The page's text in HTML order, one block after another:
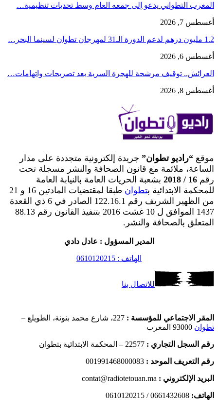
المغرب التطواني يدعو إلى جمعه العام وسط تحديات تنظيمية…
أغسطس 7, 2026
1.2 مليون درهم لدعم الدورة الـ31 لمهرجان تطوان لسينما البحر…
أغسطس 6, 2026
العرائش.. توقيف مرشحة للهجرة السرية بعد تصريحات واتهامات…
أغسطس 8, 2026
موقع “راديو تطوان” جريدة إلكترونية متجددة على مدار
الساعة، ملائمة مع قانون الصحافة والنشر مسجلة تحت
رقم 16 / 2018
بشعبة الحريات العامة بالنيابة العامة
للمحكمة الابتدائية بتطوان
طبقا لمقتضيات المادتين 16 و 21
من الظهير الشريف رقم 122.16.1 الصادر في 6 ذي القعدة
1437 الموافق ل 10 غشت 2016 بتنفيذ القانون رقم 88.13
المتعلق بالصحافة والنشر.
المدير المسؤول : عادل دادي
الهاتف : 0610120215
للاتصال بنا
المقر الاجتماعي للمؤسسة : 227، شارع محمد بنونة، الطويلع –
تطوان
رقم السجل التجاري : 22577 – المحكمة الابتدائية بتطوان
رقم التعريف الموحد : 001991468000083
البريد الإلكتروني : contat@radiotetouan.ma
الهاتف: 0661432608 / 0610120215